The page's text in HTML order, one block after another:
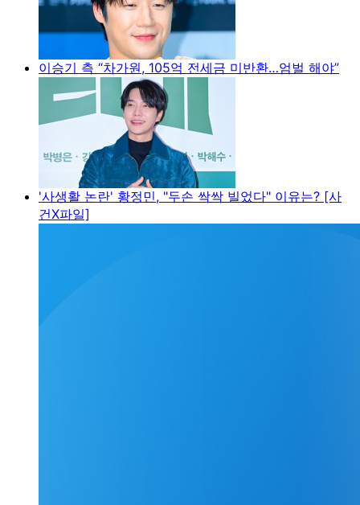
이승기 측 “차가원, 105억 전세금 미반환…엄벌 해야”
'사생활 논란' 황정민, "두손 싹싹 빌었다" 이유는? [사
건X파일]